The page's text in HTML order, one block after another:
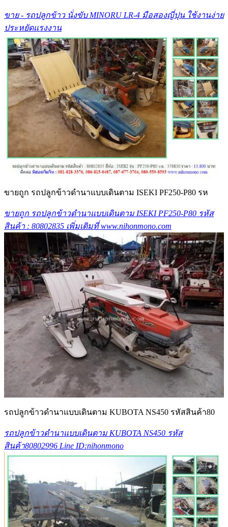
ขาย - รถปลูกข้าว นั่งขับ MINORU LR-4 มือสองญี่ปุน ใช้งานง่าย
ประหยัดแรงงาน
ขายถูก รถปลูกข้าวดำนาแบบเดินตาม ISEKI PF250-P80 รห
ขายถูก รถปลูกข้าวดำนาแบบเดินตาม ISEKI PF250-P80 รหัส
สินค้า : 80802835 เพิ่มเติมที่ www.nihonmono.com
รถปลูกข้าวดำนาแบบเดินตาม KUBOTA NS450 รหัสสินค้า80
รถปลูกข้าวดำนาแบบเดินตาม KUBOTA NS450 รหัส
สินค้า80802996 Line ID:nihonmono